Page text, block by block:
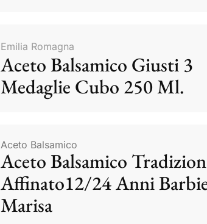
Emilia Romagna
Aceto Balsamico Giusti 3
Medaglie Cubo 250 Ml.
Aceto Balsamico
Aceto Balsamico
Affinato12/24 Anni
Marisa